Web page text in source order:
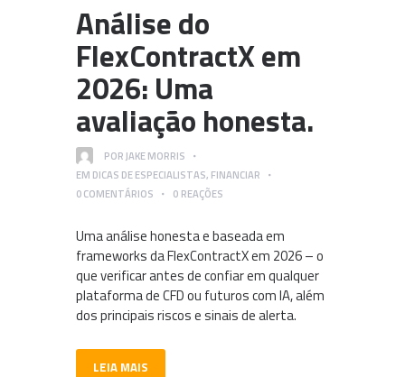
Análise do
FlexContractX em
2026: Uma
avaliação honesta.
POR JAKE MORRIS
EM DICAS DE ESPECIALISTAS, FINANCIAR
0COMENTÁRIOS 0 REAÇÕES
Uma análise honesta e baseada em
frameworks da FlexContractX em 2026 – o
que verificar antes de confiar em qualquer
plataforma de CFD ou futuros com IA, além
dos principais riscos e sinais de alerta.
LEIA MAIS